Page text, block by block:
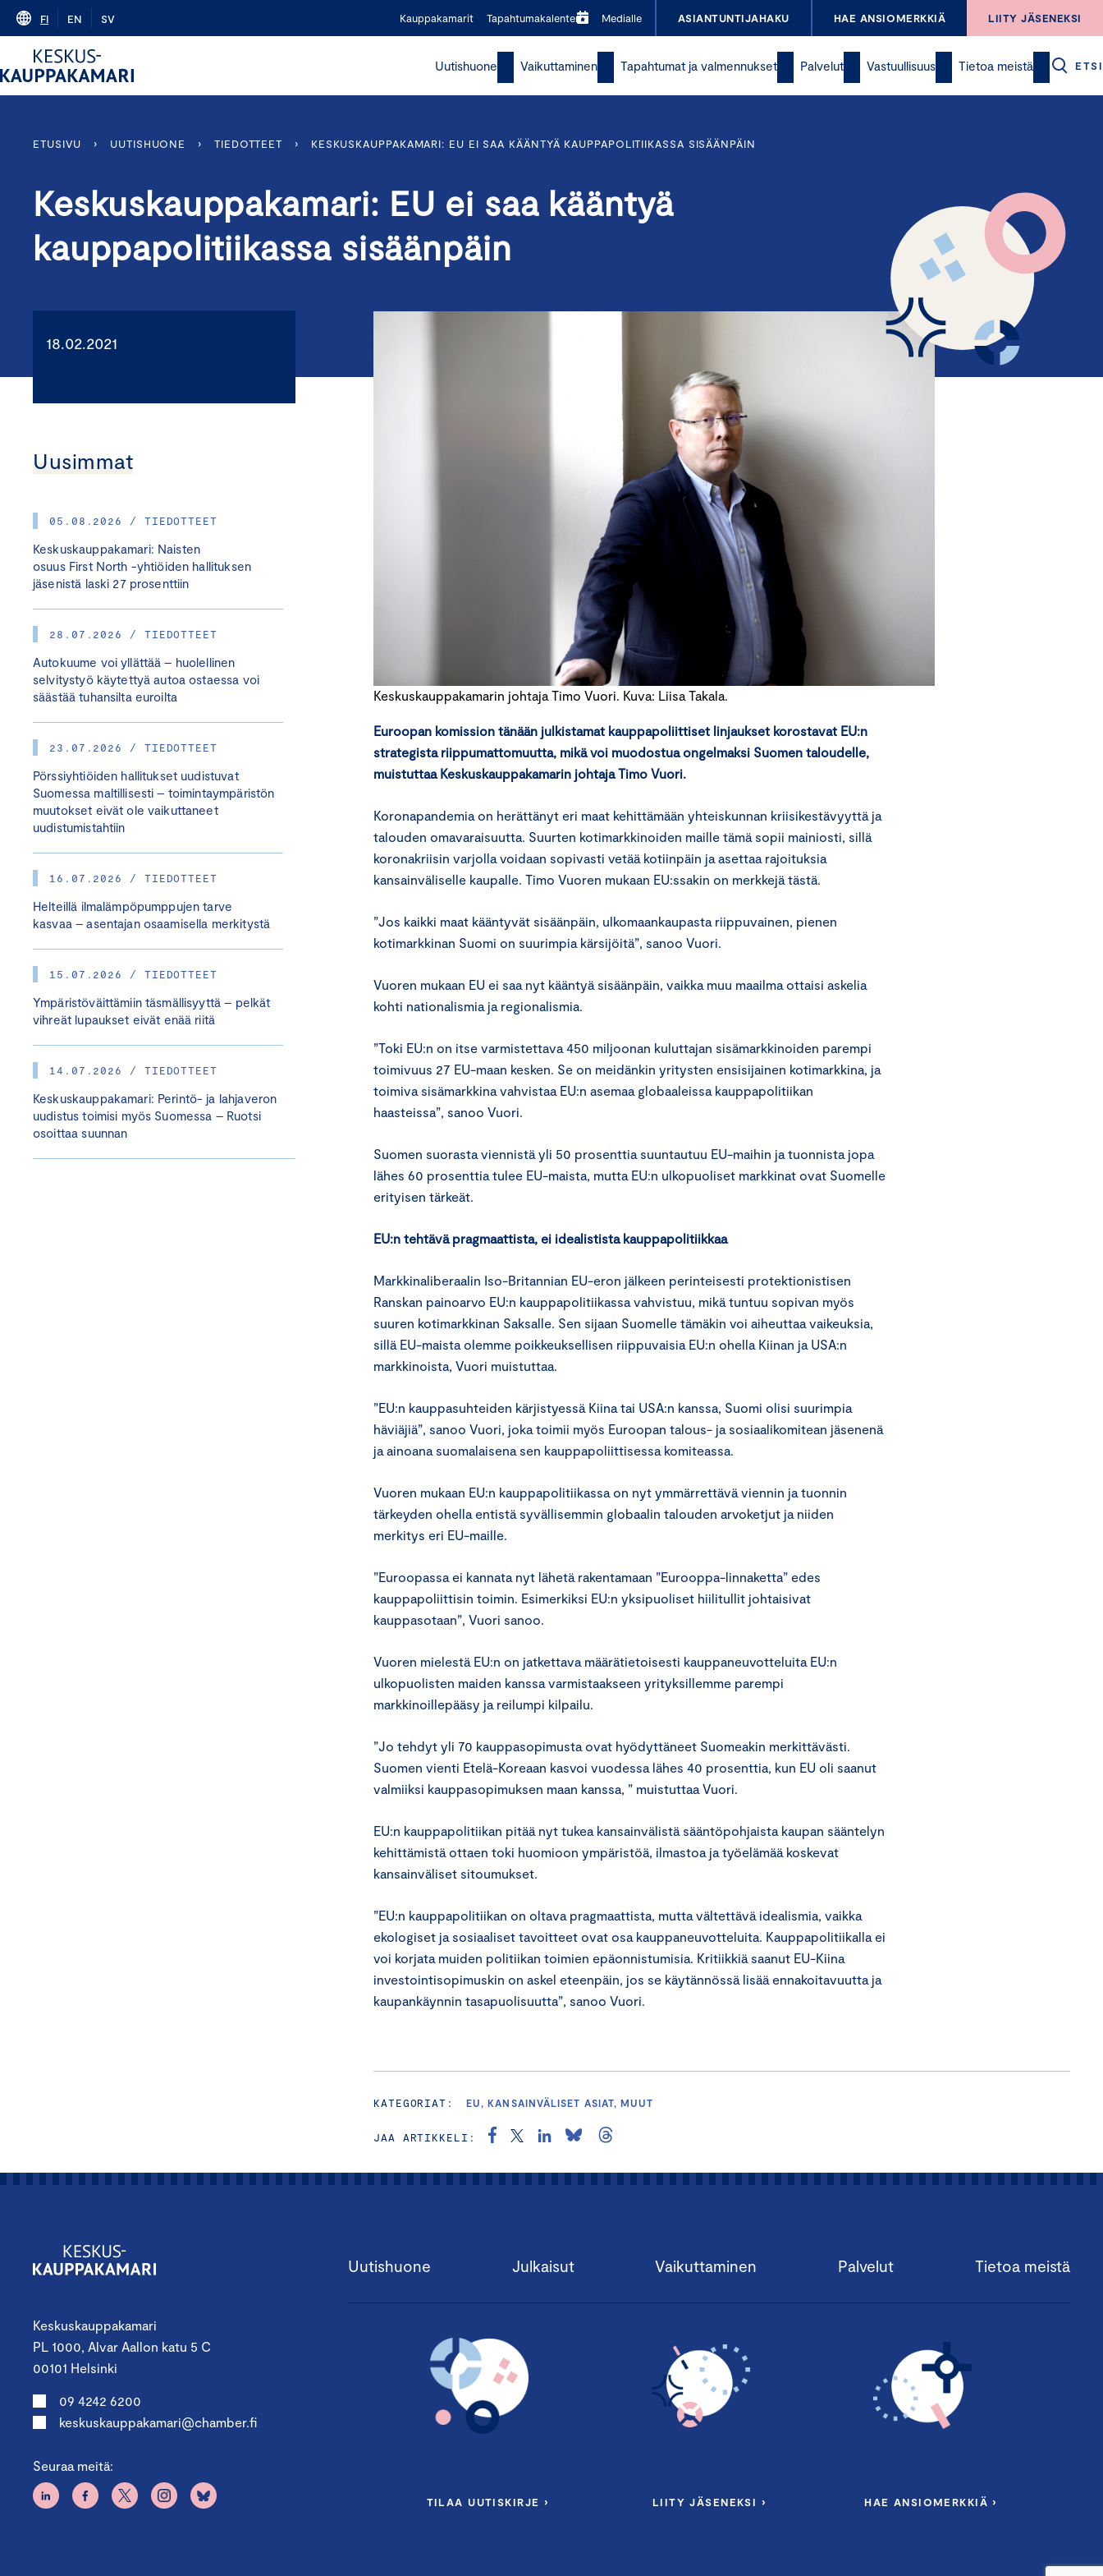
Skip
content
FI EN SV Kauppakamarit Tapahtumakalenteri Medialle ASIANTUNTIJAHAKU HAE ANSIOMERKKIÄ LIITY JÄSENEKSI
Uutishuone Vaikuttaminen Tapahtumat ja valmennukset Palvelut Vastuullisuus Tietoa meistä ETSI
ETUSIVU › UUTISHUONE › TIEDOTTEET › KESKUSKAUPPAKAMARI: EU EI SAA KÄÄNTYÄ KAUPPAPOLITIIKASSA SISÄÄNPÄIN
Keskuskauppakamari: EU ei saa kääntyä
kauppapolitiikassa sisäänpäin
18.02.2021
Uusimmat
05.08.2026 / TIEDOTTEET
Keskuskauppakamari: Naisten
osuus First North -yhtiöiden hallituksen
jäsenistä laski 27 prosenttiin
28.07.2026 / TIEDOTTEET
Autokuume voi yllättää – huolellinen
selvitystyö käytettyä autoa ostaessa voi
säästää tuhansilta euroilta
23.07.2026 / TIEDOTTEET
Pörssiyhtiöiden hallitukset uudistuvat
Suomessa maltillisesti – toimintaympäristön
muutokset eivät ole vaikuttaneet
uudistumistahtiin
16.07.2026 / TIEDOTTEET
Helteillä ilmalämpöpumppujen tarve
kasvaa – asentajan osaamisella merkitystä
15.07.2026 / TIEDOTTEET
Ympäristöväittämiin täsmällisyyttä – pelkät
vihreät lupaukset eivät enää riitä
14.07.2026 / TIEDOTTEET
Keskuskauppakamari: Perintö- ja lahjaveron
uudistus toimisi myös Suomessa – Ruotsi
osoittaa suunnan
Keskuskauppakamarin johtaja Timo Vuori. Kuva: Liisa Takala.
Euroopan komission tänään julkistamat kauppapoliittiset linjaukset korostavat EU:n
strategista riippumattomuutta, mikä voi muodostua ongelmaksi Suomen taloudelle,
muistuttaa Keskuskauppakamarin johtaja Timo Vuori.
Koronapandemia on herättänyt eri maat kehittämään yhteiskunnan kriisikestävyyttä ja
talouden omavaraisuutta. Suurten kotimarkkinoiden maille tämä sopii mainiosti, sillä
koronakriisin varjolla voidaan sopivasti vetää kotiinpäin ja asettaa rajoituksia
kansainväliselle kaupalle. Timo Vuoren mukaan EU:ssakin on merkkejä tästä.
”Jos kaikki maat kääntyvät sisäänpäin, ulkomaankaupasta riippuvainen, pienen
kotimarkkinan Suomi on suurimpia kärsijöitä”, sanoo Vuori.
Vuoren mukaan EU ei saa nyt kääntyä sisäänpäin, vaikka muu maailma ottaisi askelia
kohti nationalismia ja regionalismia.
”Toki EU:n on itse varmistettava 450 miljoonan kuluttajan sisämarkkinoiden parempi
toimivuus 27 EU-maan kesken. Se on meidänkin yritysten ensisijainen kotimarkkina, ja
toimiva sisämarkkina vahvistaa EU:n asemaa globaaleissa kauppapolitiikan
haasteissa”, sanoo Vuori.
Suomen suorasta viennistä yli 50 prosenttia suuntautuu EU-maihin ja tuonnista jopa
lähes 60 prosenttia tulee EU-maista, mutta EU:n ulkopuoliset markkinat ovat Suomelle
erityisen tärkeät.
EU:n tehtävä pragmaattista, ei idealistista kauppapolitiikkaa
Markkinaliberaalin Iso-Britannian EU-eron jälkeen perinteisesti protektionistisen
Ranskan painoarvo EU:n kauppapolitiikassa vahvistuu, mikä tuntuu sopivan myös
suuren kotimarkkinan Saksalle. Sen sijaan Suomelle tämäkin voi aiheuttaa vaikeuksia,
sillä EU-maista olemme poikkeuksellisen riippuvaisia EU:n ohella Kiinan ja USA:n
markkinoista, Vuori muistuttaa.
”EU:n kauppasuhteiden kärjistyessä Kiina tai USA:n kanssa, Suomi olisi suurimpia
häviäjiä”, sanoo Vuori, joka toimii myös Euroopan talous- ja sosiaalikomitean jäsenenä
ja ainoana suomalaisena sen kauppapoliittisessa komiteassa.
Vuoren mukaan EU:n kauppapolitiikassa on nyt ymmärrettävä viennin ja tuonnin
tärkeyden ohella entistä syvällisemmin globaalin talouden arvoketjut ja niiden
merkitys eri EU-maille.
”Euroopassa ei kannata nyt lähetä rakentamaan ”Eurooppa-linnaketta” edes
kauppapoliittisin toimin. Esimerkiksi EU:n yksipuoliset hiilitullit johtaisivat
kauppasotaan”, Vuori sanoo.
Vuoren mielestä EU:n on jatkettava määrätietoisesti kauppaneuvotteluita EU:n
ulkopuolisten maiden kanssa varmistaakseen yrityksillemme parempi
markkinoillepääsy ja reilumpi kilpailu.
”Jo tehdyt yli 70 kauppasopimusta ovat hyödyttäneet Suomeakin merkittävästi.
Suomen vienti Etelä-Koreaan kasvoi vuodessa lähes 40 prosenttia, kun EU oli saanut
valmiiksi kauppasopimuksen maan kanssa, ” muistuttaa Vuori.
EU:n kauppapolitiikan pitää nyt tukea kansainvälistä sääntöpohjaista kaupan sääntelyn
kehittämistä ottaen toki huomioon ympäristöä, ilmastoa ja työelämää koskevat
kansainväliset sitoumukset.
”EU:n kauppapolitiikan on oltava pragmaattista, mutta vältettävä idealismia, vaikka
ekologiset ja sosiaaliset tavoitteet ovat osa kauppaneuvotteluita. Kauppapolitiikalla ei
voi korjata muiden politiikan toimien epäonnistumisia. Kritiikkiä saanut EU-Kiina
investointisopimuskin on askel eteenpäin, jos se käytännössä lisää ennakoitavuutta ja
kaupankäynnin tasapuolisuutta”, sanoo Vuori.
KATEGORIAT: EU, KANSAINVÄLISET ASIAT, MUUT
JAA ARTIKKELI:
Keskuskauppakamari
PL 1000, Alvar Aallon katu 5 C
00101 Helsinki
09 4242 6200
keskuskauppakamari@chamber.fi
Seuraa meitä:
Uutishuone Julkaisut Vaikuttaminen Palvelut Tietoa meistä
TILAA UUTISKIRJE › LIITY JÄSENEKSI › HAE ANSIOMERKKIÄ ›